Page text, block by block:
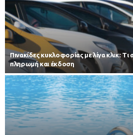
Πινακίδες κυκλοφορίας με λίγα κλικ: Τι
πληρωμή και έκδοση